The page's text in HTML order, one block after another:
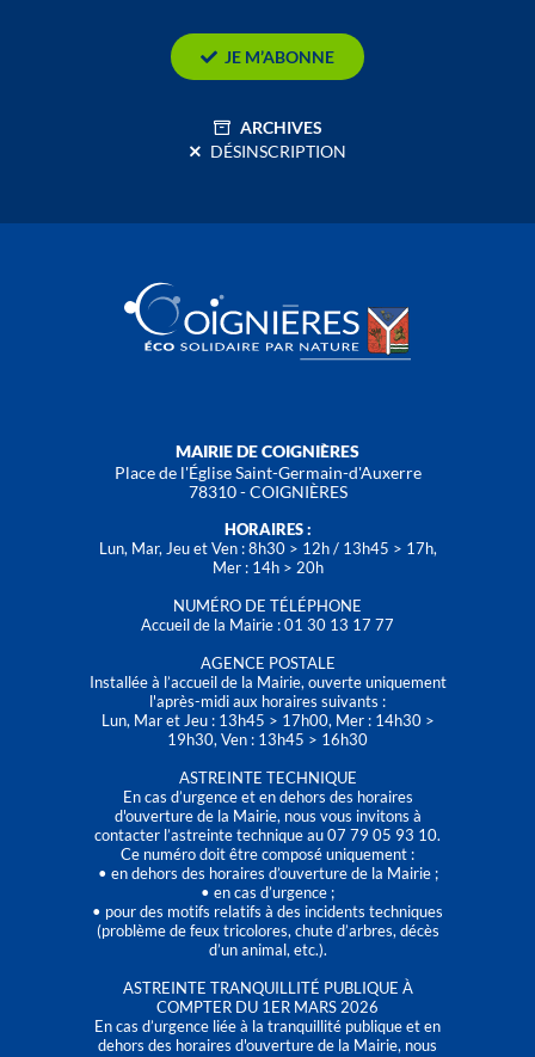
JE M’ABONNE
ARCHIVES
DÉSINSCRIPTION
MAIRIE DE COIGNIÈRES
Place de l'Église Saint-Germain-d'Auxerre
78310 - COIGNIÈRES
HORAIRES :
Lun, Mar, Jeu et Ven : 8h30 > 12h / 13h45 > 17h,
Mer : 14h > 20h
NUMÉRO DE TÉLÉPHONE
Accueil de la Mairie : 01 30 13 17 77
AGENCE POSTALE
Installée à l’accueil de la Mairie, ouverte uniquement
l'après-midi aux horaires suivants :
Lun, Mar et Jeu : 13h45 > 17h00, Mer : 14h30 >
19h30, Ven : 13h45 > 16h30
ASTREINTE TECHNIQUE
En cas d’urgence et en dehors des horaires
d'ouverture de la Mairie, nous vous invitons à
contacter l’astreinte technique au 07 79 05 93 10.
Ce numéro doit être composé uniquement :
• en dehors des horaires d’ouverture de la Mairie ;
• en cas d’urgence ;
• pour des motifs relatifs à des incidents techniques
(problème de feux tricolores, chute d’arbres, décès
d’un animal, etc.).
ASTREINTE TRANQUILLITÉ PUBLIQUE À
COMPTER DU 1ER MARS 2026
En cas d’urgence liée à la tranquillité publique et en
dehors des horaires d'ouverture de la Mairie, nous